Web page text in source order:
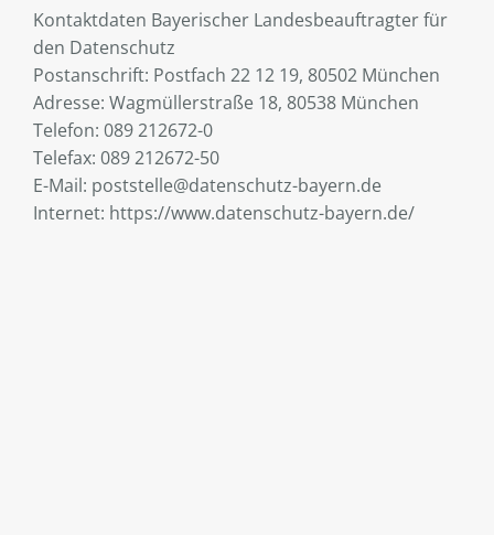
Kontaktdaten Bayerischer Landesbeauftragter für
den Datenschutz
Postanschrift: Postfach 22 12 19, 80502 München
Adresse: Wagmüllerstraße 18, 80538 München
Telefon: 089 212672-0
Telefax: 089 212672-50
E-Mail: poststelle@datenschutz-bayern.de
Internet: https://www.datenschutz-bayern.de/